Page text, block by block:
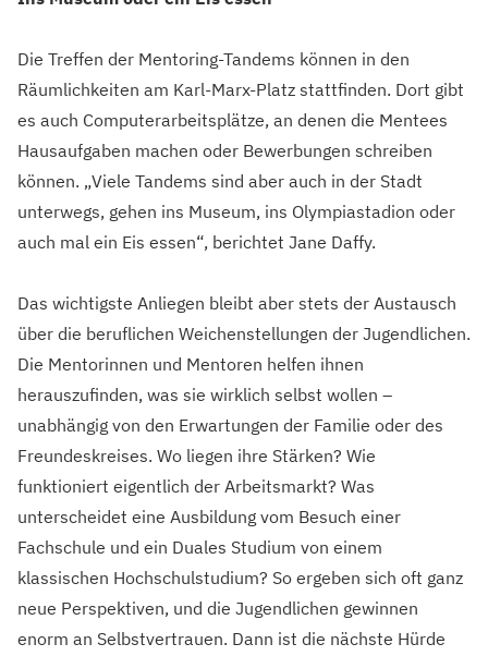
Die Treffen der Mentoring-Tandems können in den
Räumlichkeiten am Karl-Marx-Platz stattfinden. Dort gibt
es auch Computerarbeitsplätze, an denen die Mentees
Hausaufgaben machen oder Bewerbungen schreiben
können. „Viele Tandems sind aber auch in der Stadt
unterwegs, gehen ins Museum, ins Olympiastadion oder
auch mal ein Eis essen“, berichtet Jane Daffy.
Das wichtigste Anliegen bleibt aber stets der Austausch
über die beruflichen Weichenstellungen der Jugendlichen.
Die Mentorinnen und Mentoren helfen ihnen
herauszufinden, was sie wirklich selbst wollen –
unabhängig von den Erwartungen der Familie oder des
Freundeskreises. Wo liegen ihre Stärken? Wie
funktioniert eigentlich der Arbeitsmarkt? Was
unterscheidet eine Ausbildung vom Besuch einer
Fachschule und ein Duales Studium von einem
klassischen Hochschulstudium? So ergeben sich oft ganz
neue Perspektiven, und die Jugendlichen gewinnen
enorm an Selbstvertrauen. Dann ist die nächste Hürde